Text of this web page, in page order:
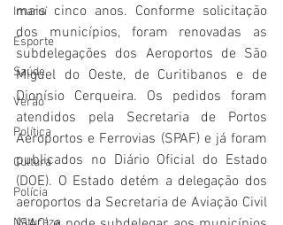
Imaruí
Esporte
Saúde
Verão
Política
Cultura
Polícia
mais cinco anos. Conforme solicitação
dos municípios, foram renovadas as
subdelegações dos Aeroportos de São
Miguel do Oeste, de Curitibanos e de
Dionísio Cerqueira. Os pedidos foram
atendidos pela Secretaria de Portos
Aeroportos e Ferrovias (SPAF) e já foram
publicados no Diário Oficial do Estado
(DOE). O Estado detém a delegação dos
aeroportos da Secretaria de Aviação Civil